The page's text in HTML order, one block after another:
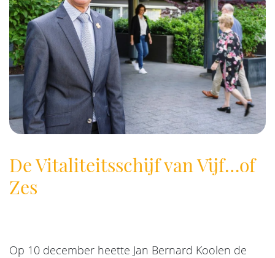
De Vitaliteitsschijf van Vijf…of
Zes
Op 10 december heette Jan Bernard Koolen de